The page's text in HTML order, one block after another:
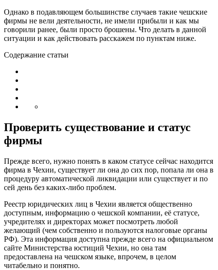
Однако в подавляющем большинстве случаев такие чешские
фирмы не вели деятельности, не имели прибыли и как мы
говорили ранее, были просто брошены. Что делать в данной
ситуации и как действовать расскажем по пунктам ниже.
Содержание статьи
Проверить существование и статус
фирмы
Прежде всего, нужно понять в каком статусе сейчас находится
фирма в Чехии, существует ли она до сих пор, попала ли она в
процедуру автоматической ликвидации или существует и по
сей день без каких-либо проблем.
Реестр юридических лиц в Чехии является общественно
доступным, информацию о чешской компании, её статусе,
учредителях и директорах может посмотреть любой
желающий (чем собственно и пользуются налоговые органы
РФ). Эта информация доступна прежде всего на официальном
сайте Министерства юстиций Чехии, но она там
предоставлена на чешском языке, впрочем, в целом
читабельно и понятно.